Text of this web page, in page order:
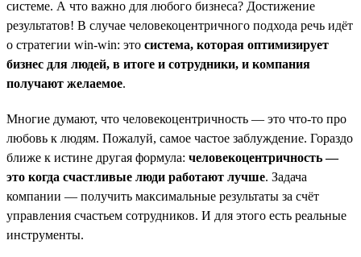
системе. А что важно для любого бизнеса? Достижение
результатов! В случае человекоцентричного подхода речь идёт
о стратегии win-win: это система, которая оптимизирует
бизнес для людей, в итоге и сотрудники, и компания
получают желаемое.
Многие думают, что человекоцентричность — это что-то про
любовь к людям. Пожалуй, самое частое заблуждение. Гораздо
ближе к истине другая формула: человекоцентричность —
это когда счастливые люди работают лучше. Задача
компании — получить максимальные результаты за счёт
управления счастьем сотрудников. И для этого есть реальные
инструменты.